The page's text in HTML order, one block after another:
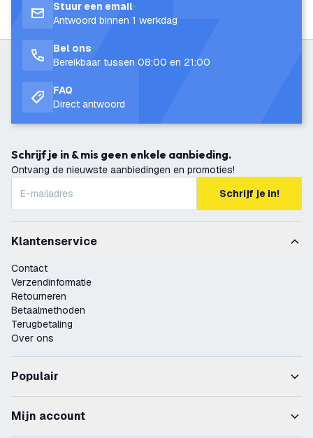
Stuur een email
Antwoord binnen 1 werkdag
Bel ons
Bereikbaar tussen 08:00 en 21:00
FAQ
Direct antwoord
Schrijf je in & mis geen enkele aanbieding.
Ontvang de nieuwste aanbiedingen en promoties!
Schrijf je in!
Klantenservice
Contact
Verzendinformatie
Retourneren
Betaalmethoden
Terugbetaling
Over ons
Populair
Mijn account